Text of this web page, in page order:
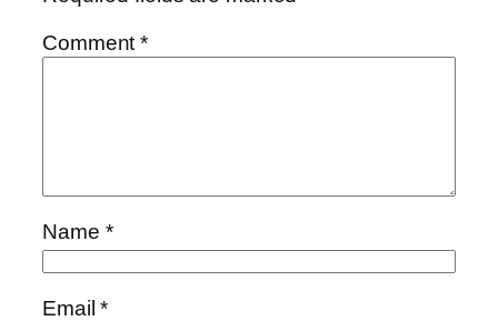
Comment*
Name *
Email*